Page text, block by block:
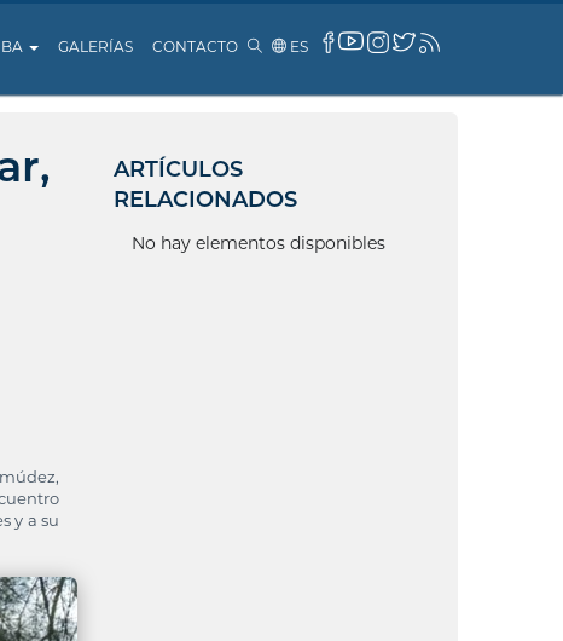
GALERÍAS CONTACTO ES
y a su
ARTÍCULOS
RELACIONADOS
No hay elementos disponibles